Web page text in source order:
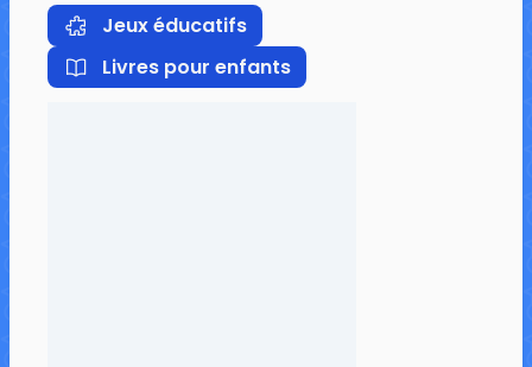
Jeux éducatifs
Livres pour enfants